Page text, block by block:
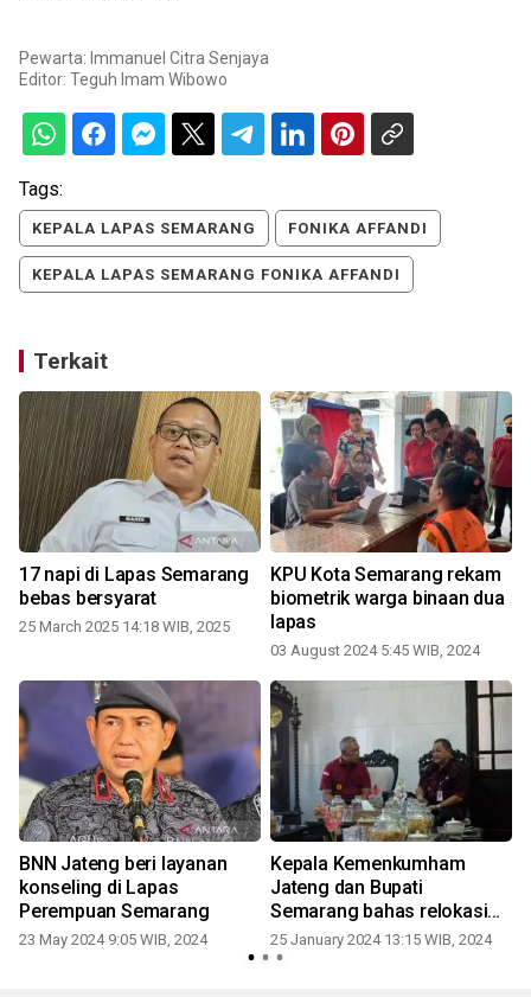
Pewarta: Immanuel Citra Senjaya
Editor: Teguh Imam Wibowo
Tags:
KEPALA LAPAS SEMARANG FONIKA AFFANDI
KEPALA LAPAS SEMARANG FONIKA AFFANDI
Terkait
17 napi di Lapas Semarang
bebas bersyarat
25 March 2025 14:18 WIB, 2025
KPU Kota Semarang rekam
biometrik warga binaan dua
lapas
03 August 2024 5:45 WIB, 2024
BNN Jateng beri layanan
konseling di Lapas
Perempuan Semarang
23 May 2024 9:05 WIB, 2024
Kepala Kemenkumham
Jateng dan Bupati
Semarang bahas relokasi
Lapas Ambarawa
25 January 2024 13:15 WIB, 2024